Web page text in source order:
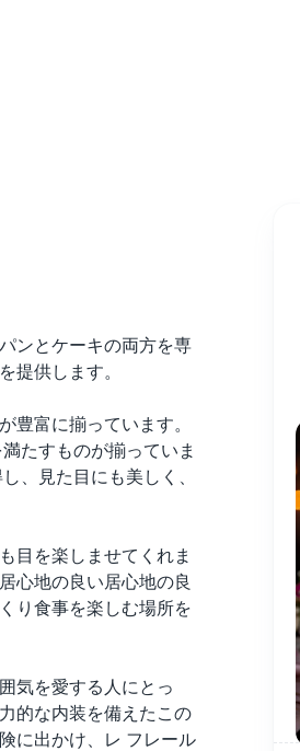
ンとケーキの両方を専
提供します。
豊富に揃っています。
たすものが揃っていま
、見た目にも美しく、
目を楽しませてくれま
心地の良い居心地の良
り食事を楽しむ場所を
気を愛する人にとっ
的な内装を備えたこの
に出かけ、レ フレール